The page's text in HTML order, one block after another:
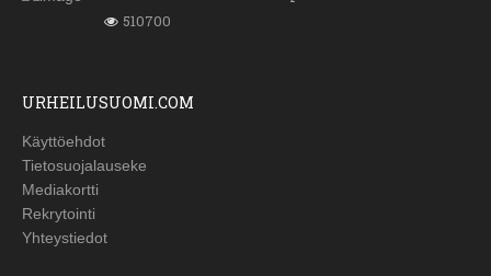
510700
URHEILUSUOMI.COM
Käyttöehdot
Tietosuojalauseke
Mediakortti
Rekrytointi
Yhteystiedot